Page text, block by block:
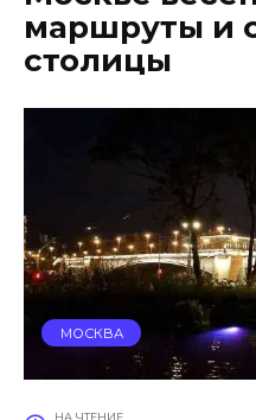
маршруты и
столицы
МОСКВА